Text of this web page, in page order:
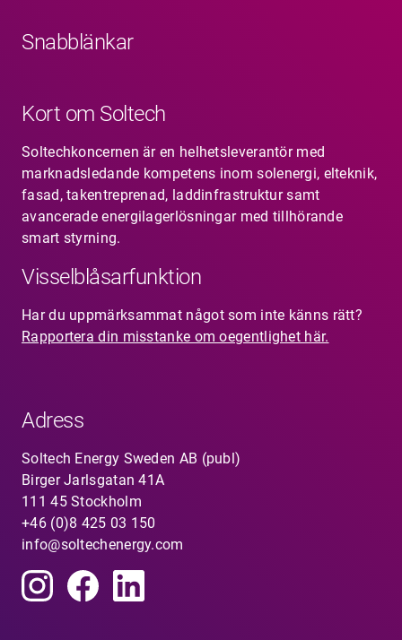
Snabblänkar
Kort om Soltech
Soltechkoncernen är en helhetsleverantör med
marknadsledande kompetens inom solenergi, elteknik,
fasad, takentreprenad, laddinfrastruktur samt
avancerade energilagerlösningar med tillhörande
smart styrning.
Visselblåsarfunktion
Har du uppmärksammat något som inte känns rätt?
Rapportera din misstanke om oegentlighet här.
Adress
Soltech Energy Sweden AB (publ)
Birger Jarlsgatan 41A
111 45 Stockholm
+46 (0)8 425 03 150
info@soltechenergy.com